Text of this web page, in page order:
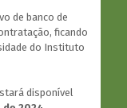
de banco de
ficando
do Instituto
disponível